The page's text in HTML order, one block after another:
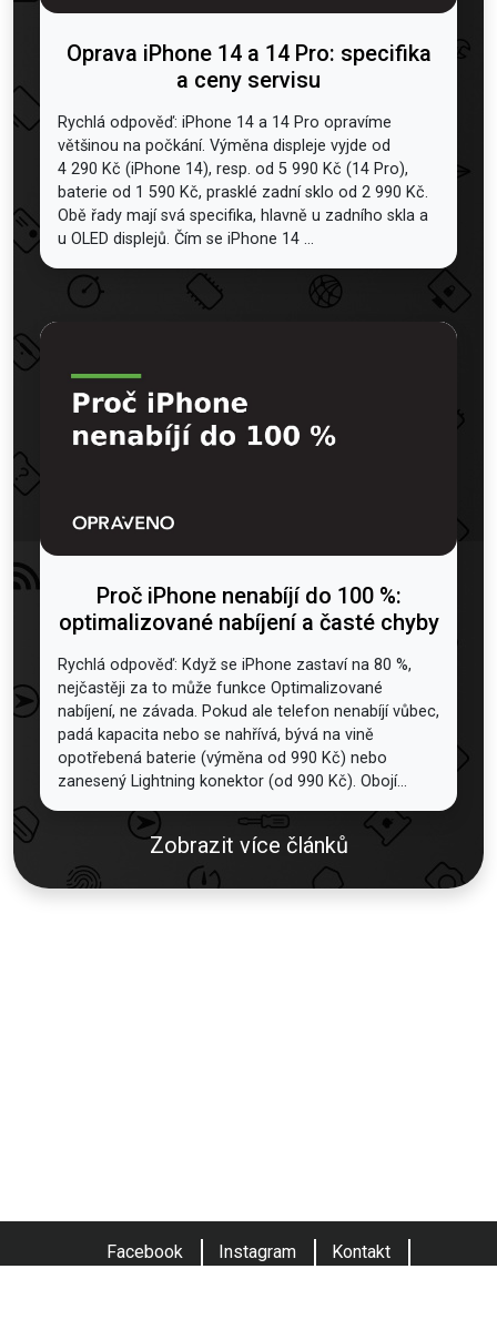
Oprava iPhone 14 a 14 Pro: specifika
a ceny servisu
Rychlá odpověď: iPhone 14 a 14 Pro opravíme
většinou na počkání. Výměna displeje vyjde od
4 290 Kč (iPhone 14), resp. od 5 990 Kč (14 Pro),
baterie od 1 590 Kč, prasklé zadní sklo od 2 990 Kč.
Obě řady mají svá specifika, hlavně u zadního skla a
u OLED displejů. Čím se iPhone 14 ...
Proč iPhone nenabíjí do 100 %:
optimalizované nabíjení a časté chyby
Rychlá odpověď: Když se iPhone zastaví na 80 %,
nejčastěji za to může funkce Optimalizované
nabíjení, ne závada. Pokud ale telefon nenabíjí vůbec,
padá kapacita nebo se nahřívá, bývá na vině
opotřebená baterie (výměna od 990 Kč) nebo
zanesený Lightning konektor (od 990 Kč). Obojí...
Zobrazit více článků
Facebook Instagram Kontakt